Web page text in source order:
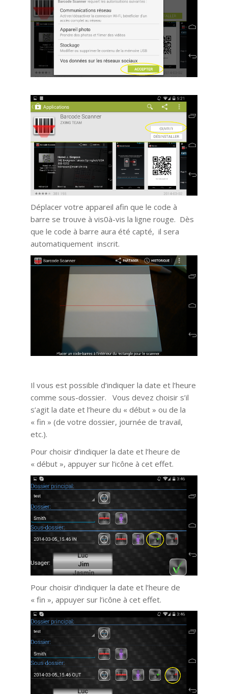
Déplacer votre appareil afin que le code à
barre se trouve à vis0à-vis la ligne rouge. Dès
que le code à barre aura été capté, il sera
automatiquement inscrit.
Il vous est possible d’indiquer la date et l’heure
comme sous-dossier. Vous devez choisir s’il
s’agit la date et l’heure du « début » ou de la
« fin » (de votre dossier, journée de travail,
etc.).
Pour choisir d’indiquer la date et l’heure de
« début », appuyer sur l’icône à cet effet.
Pour choisir d’indiquer la date et l’heure de
« fin », appuyer sur l’icône à cet effet.